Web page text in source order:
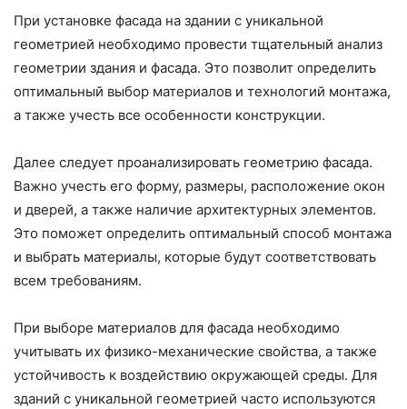
При установке фасада на здании с уникальной
геометрией необходимо провести тщательный анализ
геометрии здания и фасада. Это позволит определить
оптимальный выбор материалов и технологий монтажа,
а также учесть все особенности конструкции.
Далее следует проанализировать геометрию фасада.
Важно учесть его форму, размеры, расположение окон
и дверей, а также наличие архитектурных элементов.
Это поможет определить оптимальный способ монтажа
и выбрать материалы, которые будут соответствовать
всем требованиям.
При выборе материалов для фасада необходимо
учитывать их физико-механические свойства, а также
устойчивость к воздействию окружающей среды. Для
зданий с уникальной геометрией часто используются